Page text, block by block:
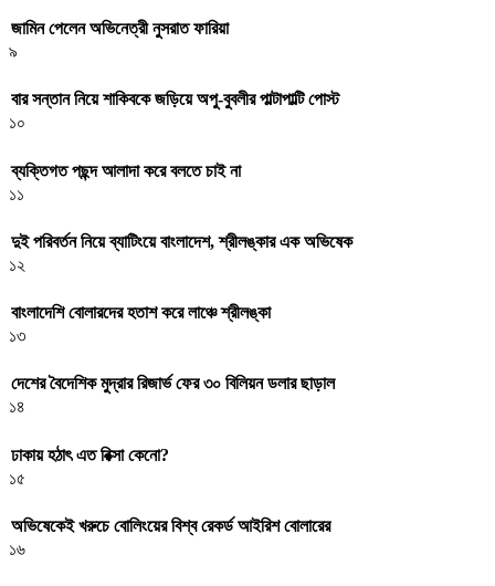
জামিন পেলেন অভিনেত্রী নুসরাত ফারিয়া
৯
বার সন্তান নিয়ে শাকিবকে জড়িয়ে অপু-বুবলীর পাল্টাপাল্টি পোস্ট
১০
ব্যক্তিগত পছন্দ আলাদা করে বলতে চাই না
১১
দুই পরিবর্তন নিয়ে ব্যাটিংয়ে বাংলাদেশ, শ্রীলঙ্কার এক অভিষেক
১২
বাংলাদেশি বোলারদের হতাশ করে লাঞ্চে শ্রীলঙ্কা
১৩
দেশের বৈদেশিক মুদ্রার রিজার্ভ ফের ৩০ বিলিয়ন ডলার ছাড়াল
১৪
ঢাকায় হঠাৎ এত রিক্সা কেনো?
১৫
অভিষেকেই খরুচে বোলিংয়ের বিশ্ব রেকর্ড আইরিশ বোলারের
১৬